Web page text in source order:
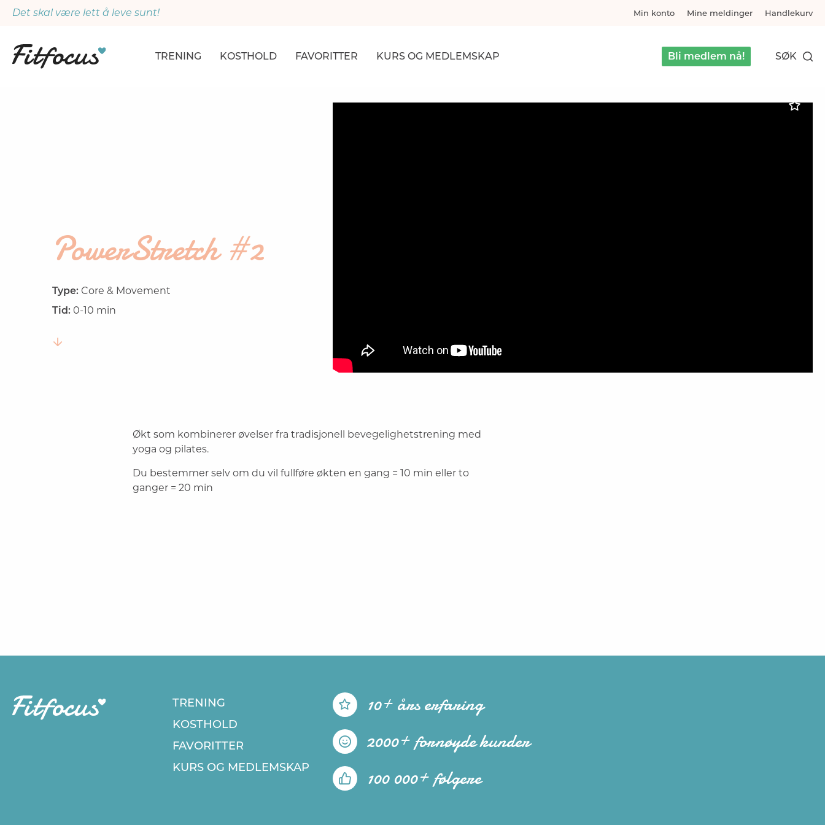
Det skal være lett å leve sunt! Min konto Mine meldinger Handlekurv
TRENING KOSTHOLD FAVORITTER KURS OG MEDLEMSKAP Bli medlem nå! SØK
PowerStretch #2
Type: Core & Movement
Tid: 0-10 min
Økt som kombinerer øvelser fra tradisjonell bevegelighetstrening med
yoga og pilates.
Du bestemmer selv om du vil fullføre økten en gang = 10 min eller to
ganger = 20 min
TRENING
KOSTHOLD
FAVORITTER
KURS OG MEDLEMSKAP
10+ års erfaring
2000+ fornøyde kunder
100 000+ følgere